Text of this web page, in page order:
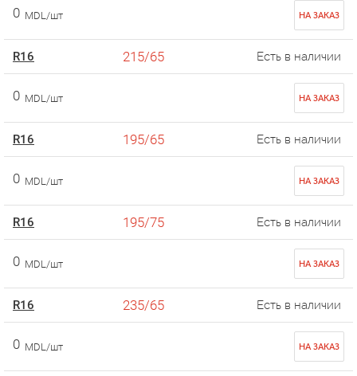
0 MDL/шт НА ЗАКАЗ
R16 215/65 Есть в наличии
0 MDL/шт НА ЗАКАЗ
R16 195/65 Есть в наличии
0 MDL/шт НА ЗАКАЗ
R16 195/75 Есть в наличии
0 MDL/шт НА ЗАКАЗ
R16 235/65 Есть в наличии
0 MDL/шт НА ЗАКАЗ